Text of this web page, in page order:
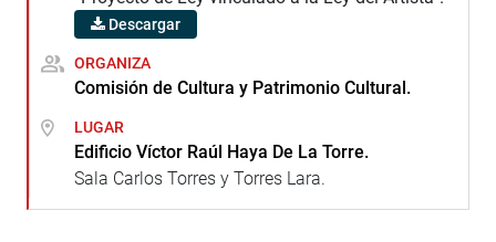
Descargar
ORGANIZA
Comisión de Cultura y Patrimonio Cultural.
LUGAR
Edificio Víctor Raúl Haya De La Torre.
Sala Carlos Torres y Torres Lara.